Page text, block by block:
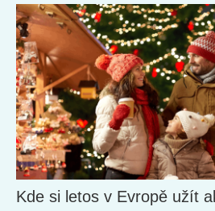
dokonce už od první listopadové
Nejkrásnější vánoční trhy čekají.
Kde si letos v Evropě užít